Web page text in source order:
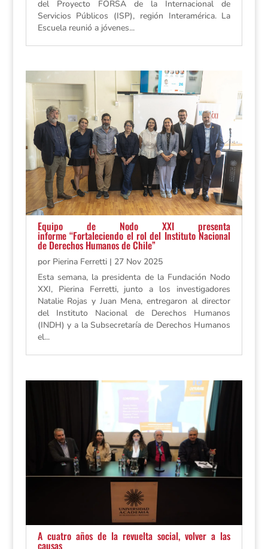
del Proyecto FORSA de la Internacional de
Servicios Públicos (ISP), región Interamérica. La
Escuela reunió a jóvenes...
Equipo de Nodo XXI presenta
informe “Fortaleciendo el rol del Instituto Nacional
de Derechos Humanos de Chile”
por Pierina Ferretti| 27 Nov 2025
Esta semana, la presidenta de la Fundación Nodo
XXI, Pierina Ferretti, junto a los investigadores
Natalie Rojas y Juan Mena, entregaron al director
del Instituto Nacional de Derechos Humanos
(INDH) y a la Subsecretaría de Derechos Humanos
el...
A cuatro años de la revuelta social, volver a las
causas